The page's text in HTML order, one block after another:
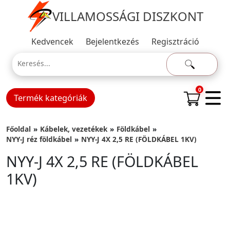
VILLAMOSSÁGI DISZKONT
Kedvencek Bejelentkezés Regisztráció
Termék kategóriák
0
Főoldal Kábelek, vezetékek
Földkábel
NYY-J réz földkábel
NYY-J 4X 2,5 RE (FÖLDKÁBEL 1KV)
NYY-J 4X 2,5 RE (FÖLDKÁBEL
1KV)